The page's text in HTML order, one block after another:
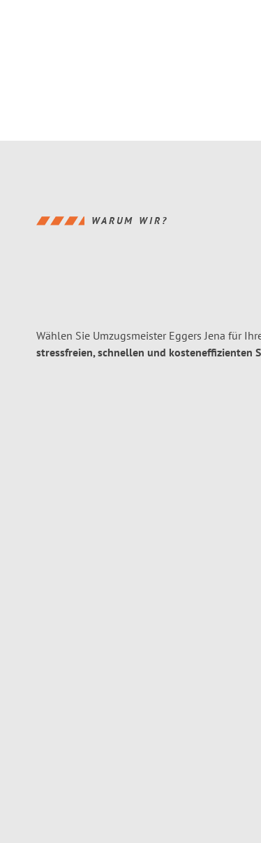
WARUM WIR?
Wählen Sie Umzugsmeister Eggers Jena für
stressfreien, schnellen und kosteneffizienten